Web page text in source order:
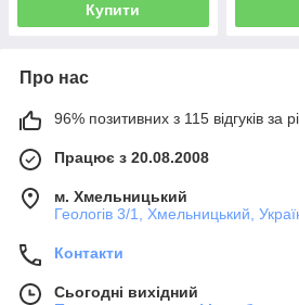
Купити
Про нас
96% позитивних з 115 відгуків за
Працює з 20.08.2008
м. Хмельницький
Геологів 3/1, Хмельницький,
Контакти
Сьогодні вихідний